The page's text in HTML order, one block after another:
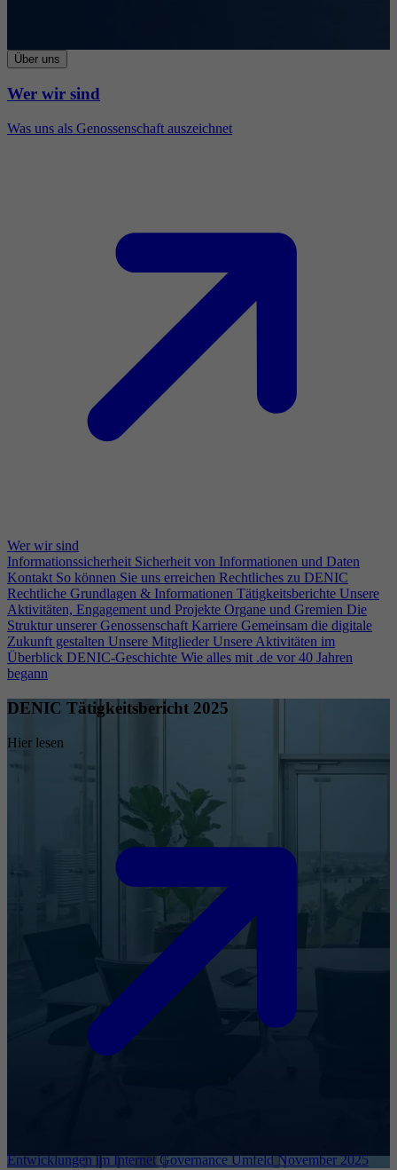
Über uns
Wer wir sind
Was uns als Genossenschaft auszeichnet
Wer wir sind
Informationssicherheit Sicherheit von Informationen und Daten
Kontakt So können Sie uns erreichen Rechtliches zu DENIC
Rechtliche Grundlagen & Informationen Tätigkeitsberichte Unsere
Aktivitäten, Engagement und Projekte Organe und Gremien Die
Struktur unserer Genossenschaft Karriere Gemeinsam die digitale
Zukunft gestalten Unsere Mitglieder Unsere Aktivitäten im
Überblick DENIC-Geschichte Wie alles mit .de vor 40 Jahren
begann
DENIC Tätigkeitsbericht 2025
Hier lesen
Entwicklungen im Internet Governance Umfeld November 2025